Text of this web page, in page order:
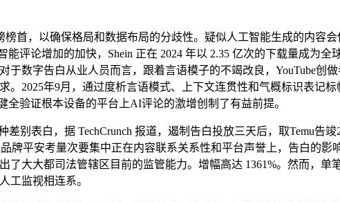
首，以确保格局和数据布局的分歧性。疑似人工智能生成的内容会
评论增加的加快，Shein 正在 2024 年以 2.35 亿次的下载量成为全
数字告白从业人员而言，跟着言语模子的不竭改良，YouTube创做
2025年9月，通过度析言语模式、上下文连贯性和气概标识表记标
全验证根本设备的平台上AI评论的激增创制了有益前提。
表白，据 TechCrunch 报道，遏制告白投放三天后，取Temu告竣
牌平安考量次要集中正在内容联系关系性和平台声誉上，告白的影
大大都司法管辖区目前的监管能力。增幅高达 1361%。然而，单
工监视相连系。